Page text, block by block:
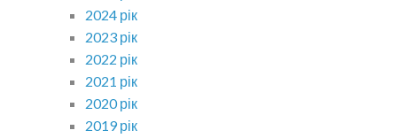
2024 рік
2023 рік
2022 рік
2021 рік
2020 рік
2019 рік